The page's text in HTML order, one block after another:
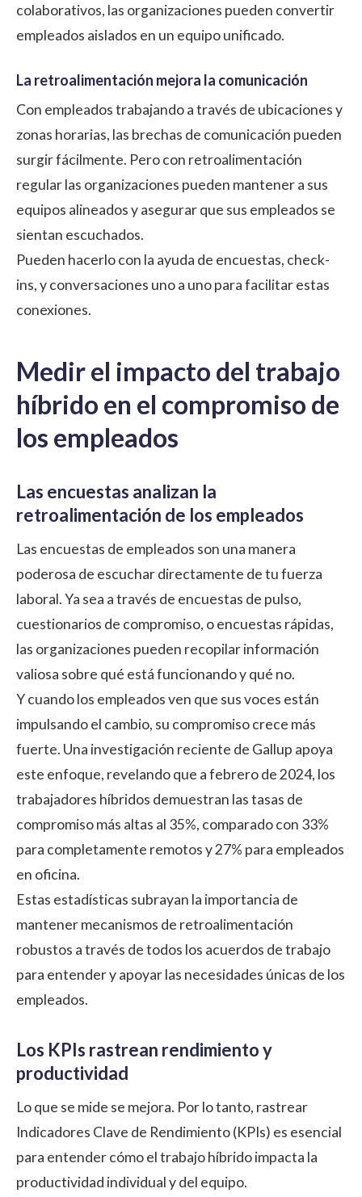
colaborativos, las organizaciones pueden convertir
empleados aislados en un equipo unificado.
La retroalimentación mejora la comunicación
Con empleados trabajando a través de ubicaciones y
zonas horarias, las brechas de comunicación pueden
surgir fácilmente. Pero con retroalimentación
regular las organizaciones pueden mantener a sus
equipos alineados y asegurar que sus empleados se
sientan escuchados.
Pueden hacerlo con la ayuda de encuestas, check-
ins, y conversaciones uno a uno para facilitar estas
conexiones.
Medir el impacto del trabajo
híbrido en el compromiso de
los empleados
Las encuestas analizan la
retroalimentación de los empleados
Las encuestas de empleados son una manera
poderosa de escuchar directamente de tu fuerza
laboral. Ya sea a través de encuestas de pulso,
cuestionarios de compromiso, o encuestas rápidas,
las organizaciones pueden recopilar información
valiosa sobre qué está funcionando y qué no.
Y cuando los empleados ven que sus voces están
impulsando el cambio, su compromiso crece más
fuerte. Una investigación reciente de Gallup apoya
este enfoque, revelando que a febrero de 2024, los
trabajadores híbridos demuestran las tasas de
compromiso más altas al 35%, comparado con 33%
para completamente remotos y 27% para empleados
en oficina.
Estas estadísticas subrayan la importancia de
mantener mecanismos de retroalimentación
robustos a través de todos los acuerdos de trabajo
para entender y apoyar las necesidades únicas de los
empleados.
Los KPIs rastrean rendimiento y
productividad
Lo que se mide se mejora. Por lo tanto, rastrear
Indicadores Clave de Rendimiento (KPIs) es esencial
para entender cómo el trabajo híbrido impacta la
productividad individual y del equipo.